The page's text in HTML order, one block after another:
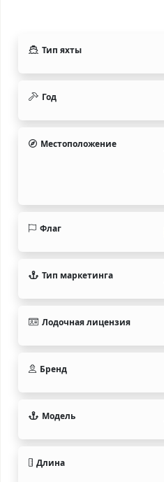
Тип яхты
Год
Местоположение
Флаг
Тип маркетинга
Лодочная лицензия
Бренд
Модель
Длина